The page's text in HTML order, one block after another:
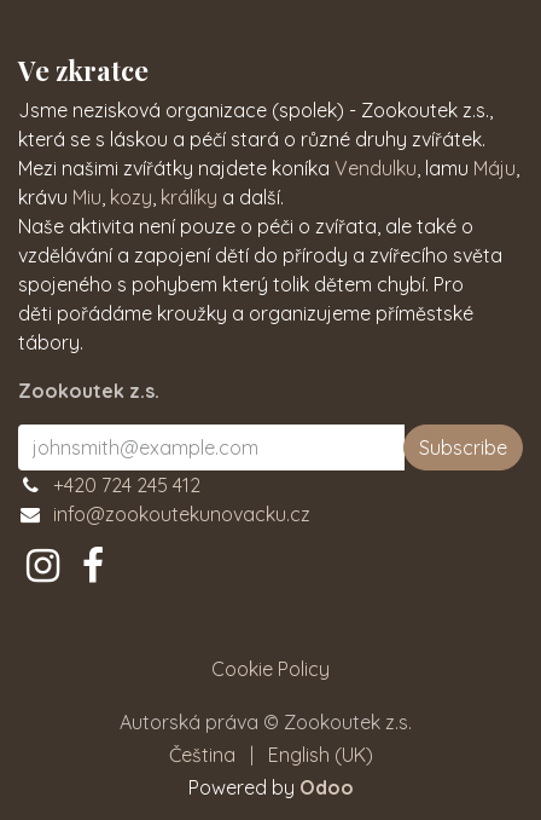
Ve zkratce
Jsme nezisková organizace (spolek) - Zookoutek z.s.,
která se s láskou a péčí stará o různé druhy zvířátek.
Mezi našimi zvířátky najdete koníka Vendulku , lamu Máju
krávu Miu kozy králíky a další.
Naše aktivita není pouze o péči o zvířata, ale také o
vzdělávání a zapojení dětí do přírody a zvířecího světa
spojeného s pohybem který tolik dětem chybí. Pro
děti pořádáme kroužky a organizujeme příměstské
tábory.
Zookoutek z.s.
Subscribe
+420 724 245 412
info@zookoutekunovacku.cz
Cookie Policy
Autorská práva © Zookoutek z.s.
Čeština
English (UK)
Powered by Odoo